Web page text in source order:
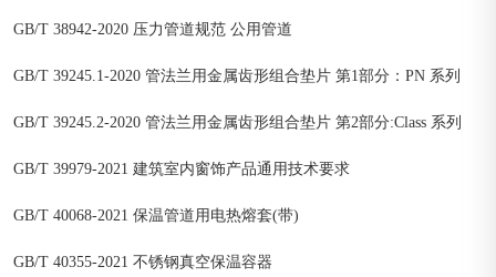
GB/T 38942-2020 压力管道规范 公用管道
GB/T 39245.1-2020 管法兰用金属齿形组合垫片 第1部分：PN 系列
GB/T 39245.2-2020 管法兰用金属齿形组合垫片 第2部分:Class 系列
GB/T 39979-2021 建筑室内窗饰产品通用技术要求
GB/T 40068-2021 保温管道用电热熔套(带)
GB/T 40355-2021 不锈钢真空保温容器